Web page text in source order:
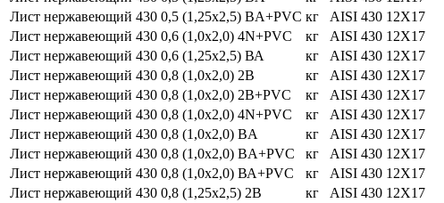
Лист нержавеющий 430 0,5 (1,25х2,5) BA+PVC кг AISI 430 12Х17
Лист нержавеющий 430 0,6 (1,0х2,0) 4N+PVC
кг AISI 430 12Х17
Лист нержавеющий 430 0,6 (1,25х2,5) ВА
кг AISI 430 12Х17
Лист нержавеющий 430 0,8 (1,0х2,0) 2B
кг AISI 430 12Х17
Лист нержавеющий 430 0,8 (1,0х2,0) 2B+PVC
кг AISI 430 12Х17
Лист нержавеющий 430 0,8 (1,0х2,0) 4N+PVC
кг AISI 430 12Х17
Лист нержавеющий 430 0,8 (1,0х2,0) BA
кг AISI 430 12Х17
Лист нержавеющий 430 0,8 (1,0х2,0) BA+PVC
кг AISI 430 12Х17
Лист нержавеющий 430 0,8 (1,0х2,0) ВА+PVC
кг AISI 430 12Х17
Лист нержавеющий 430 0,8 (1,25х2,5) 2В
кг AISI 430 12Х17